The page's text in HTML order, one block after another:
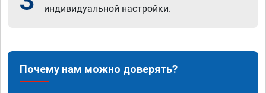
индивидуальной настройки.
Почему нам можно доверять?